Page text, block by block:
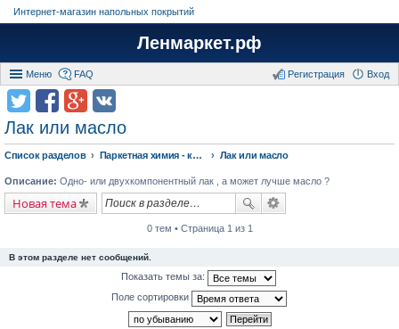
Интернет-магазин напольных покрытий
Ленмаркет.рф
Меню FAQ Вход
Регистрация
Лак или масло
Список разделов Паркетная химия - клея, лаки, масло и средства по уходу за паркетом Лак или масло
Описание: Одно- или двухкомпонентный лак , а может лучше масло ?
Новая тема
0 тем • Страница 1 из 1
В этом разделе нет сообщений.
Показать темы за:
Поле сортировки